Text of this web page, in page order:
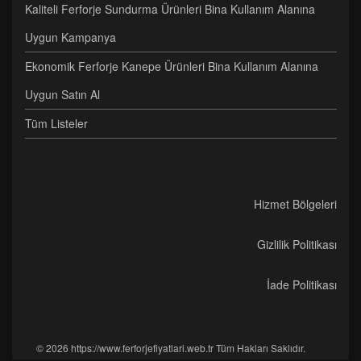
Kaliteli Ferforje Sundurma Ürünleri Bina Kullanım Alanına
Uygun Kampanya
Ekonomik Ferforje Kanepe Ürünleri Bina Kullanım Alanına
Uygun Satın Al
Tüm Listeler
Hizmet Bölgeleri
Gizlilik Politikası
İade Politikası
© 2026 https://www.ferforjefiyatlari.web.tr Tüm Hakları Saklıdır.